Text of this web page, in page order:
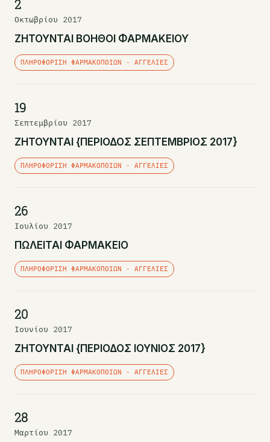
2
Οκτωβρίου 2017
ΖΗΤΟΥΝΤΑΙ ΒΟΗΘΟΙ ΦΑΡΜΑΚΕΙΟΥ
ΠΛΗΡΟΦΌΡΙΣΗ ΦΑΡΜΑΚΟΠΟΙΏΝ - ΑΓΓΕΛΊΕΣ
19
Σεπτεμβρίου 2017
ΖΗΤΟΥΝΤΑΙ {ΠΕΡΙΟΔΟΣ ΣΕΠΤΕΜΒΡΙΟΣ 2017}
ΠΛΗΡΟΦΌΡΙΣΗ ΦΑΡΜΑΚΟΠΟΙΏΝ - ΑΓΓΕΛΊΕΣ
26
Ιουλίου 2017
ΠΩΛΕΙΤΑΙ ΦΑΡΜΑΚΕΙΟ
ΠΛΗΡΟΦΌΡΙΣΗ ΦΑΡΜΑΚΟΠΟΙΏΝ - ΑΓΓΕΛΊΕΣ
20
Ιουνίου 2017
ΖΗΤΟΥΝΤΑΙ {ΠΕΡΙΟΔΟΣ ΙΟΥΝΙΟΣ 2017}
ΠΛΗΡΟΦΌΡΙΣΗ ΦΑΡΜΑΚΟΠΟΙΏΝ - ΑΓΓΕΛΊΕΣ
28
Μαρτίου 2017